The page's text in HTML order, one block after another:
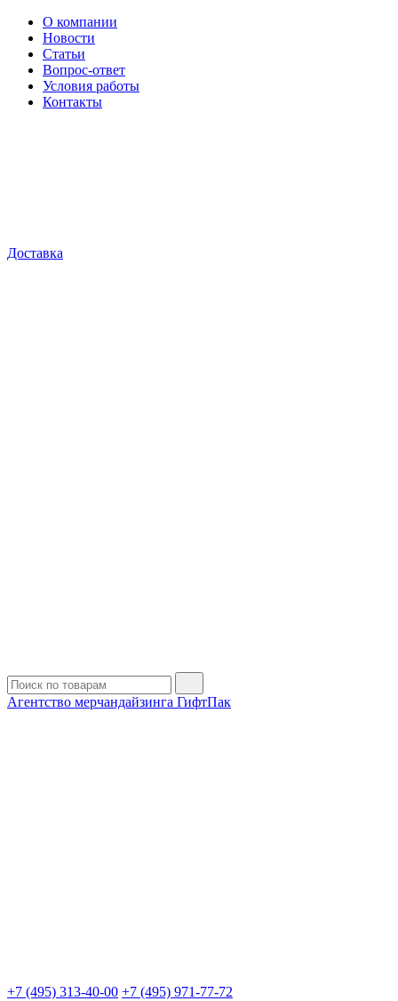
О компании
Новости
Статьи
Вопрос-ответ
Условия работы
Контакты
Доставка
Агентство мерчандайзинга ГифтПак
+7 (495) 313-40-00 +7 (495) 971-77-72